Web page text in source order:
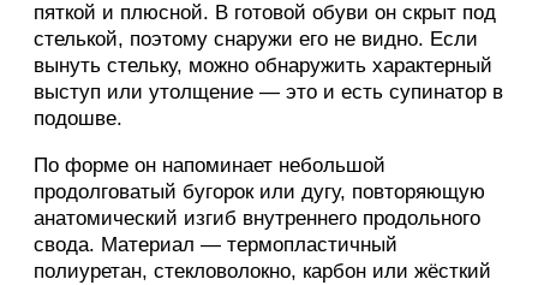
пяткой и плюсной. В готовой обуви он скрыт под
стелькой, поэтому снаружи его не видно. Если
вынуть стельку, можно обнаружить характерный
выступ или утолщение — это и есть супинатор в
подошве.
По форме он напоминает небольшой
продолговатый бугорок или дугу, повторяющую
анатомический изгиб внутреннего продольного
свода. Материал — термопластичный
полиуретан, стекловолокно, карбон или жёсткий